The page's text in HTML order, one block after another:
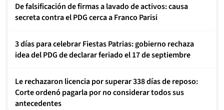
De falsificación de firmas a lavado de activos: causa
secreta contra el PDG cerca a Franco Parisi
3 días para celebrar Fiestas Patrias: gobierno rechaza
idea del PDG de declarar feriado el 17 de septiembre
Le rechazaron licencia por superar 338 días de reposo:
Corte ordenó pagarla por no considerar todos sus
antecedentes